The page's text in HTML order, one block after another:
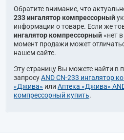
Обратите внимание, что
233 ингалятор компрессорный
информации о товаре. Если же
ингалятор компрессорный«нет
момент продажи может
нашем сайте.
Эту страницу Вы можете найти в
запросуAND CN-233 ингалятор
«Джива» или Аптека «Джива»
компрессорный купить.